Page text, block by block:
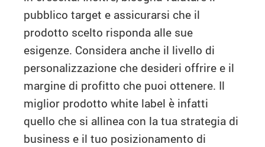
pubblico target e assicurarsi che il
prodotto scelto risponda alle sue
esigenze. Considera anche il livello di
personalizzazione che desideri offrire e il
margine di profitto che puoi ottenere. Il
miglior prodotto white label è infatti
quello che si allinea con la tua strategia di
business e il tuo posizionamento di